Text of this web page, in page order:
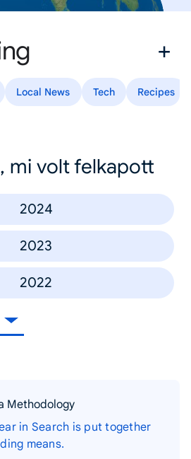
Local News Tech Recipes
mi volt felkapott
2024
2023
2022
Methodology
in Search is put together
means.